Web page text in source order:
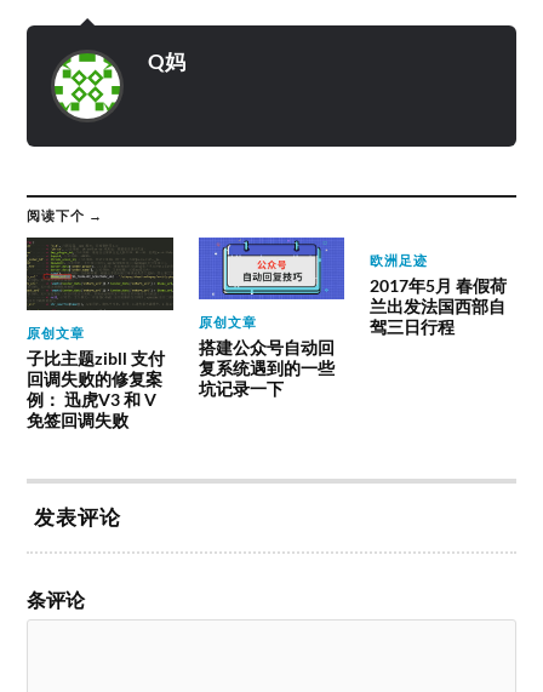
Q妈
阅读下个 →
原创文章
子比主题zibll 支付
回调失败的修复案
例： 迅虎V3 和 V
免签回调失败
原创文章
搭建公众号自动回
复系统遇到的一些
坑记录一下
欧洲足迹
2017年5月 春假荷
兰出发法国西部自
驾三日行程
发表评论
条评论